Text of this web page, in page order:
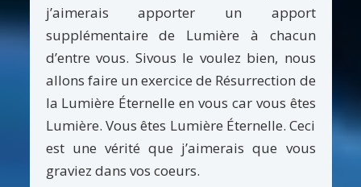
j’aimerais apporter un apport
supplémentaire de Lumière à chacun
d’entre vous. Sivous le voulez bien, nous
allons faire un exercice de Résurrection de
la Lumière Éternelle en vous car vous êtes
Lumière. Vous êtes Lumière Éternelle. Ceci
est une vérité que j’aimerais que vous
graviez dans vos coeurs.